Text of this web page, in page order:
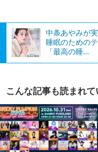
中条あやみが
睡眠のための
「最高の睡...
こんな記事も読まれて